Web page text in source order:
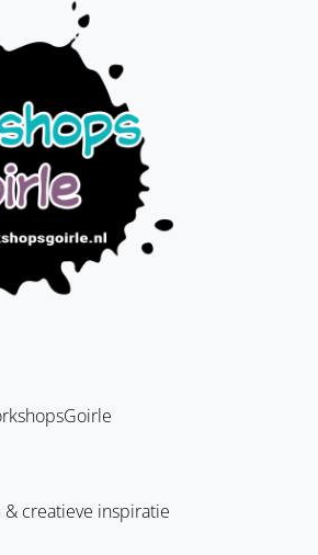
creatieve inspiratie